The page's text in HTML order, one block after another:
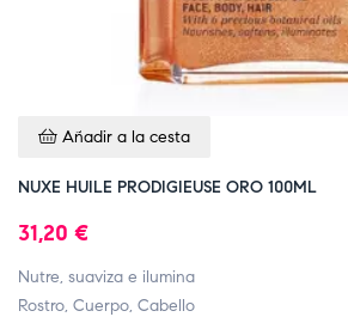
Añadir a la cesta
NUXE HUILE PRODIGIEUSE ORO 100ML
31,20 €
Nutre, suaviza e ilumina
Rostro, Cuerpo, Cabello